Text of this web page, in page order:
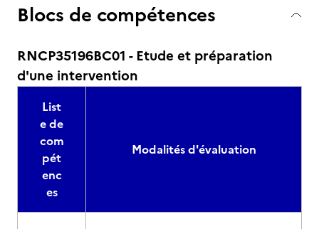
Blocs de compétences
RNCP35196BC01 - Etude et préparation
d'une intervention
List
e de
com
pét
enc
es
Modalités d'évaluation